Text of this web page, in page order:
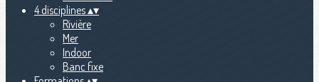
4 disciplines▴▾
Rivière
Mer
Indoor
Banc fixe